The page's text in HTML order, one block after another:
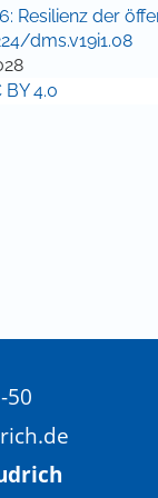
Resilienz der
dms.v19i1.08
BY 4.0
– „Völlig
politische
und
50